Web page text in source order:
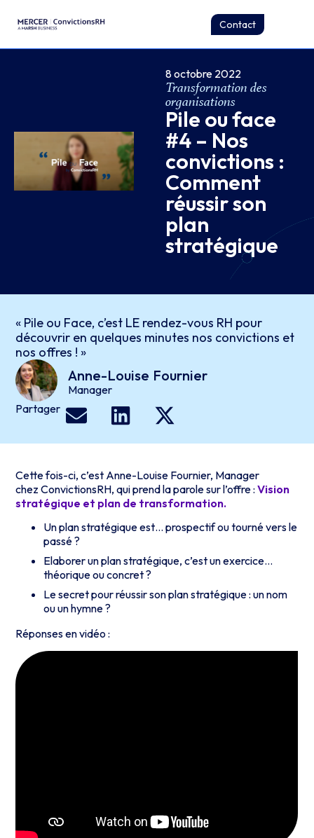
Contact
8 octobre 2022
Transformation des
organisations
Pile ou face
#4 – Nos
convictions :
Comment
réussir son
plan
stratégique
« Pile ou Face, c’est LE rendez-vous RH pour
découvrir en quelques minutes nos convictions et
nos offres ! »
Anne-Louise Fournier
Manager
Partager
Cette fois-ci, c’est Anne-Louise Fournier, Manager
chez ConvictionsRH, qui prend la parole sur l’offre :Vision
stratégique et plan de transformation.
Un plan stratégique est… prospectif ou tourné vers le
passé ?
Elaborer un plan stratégique, c’est un exercice…
théorique ou concret ?
Le secret pour réussir son plan stratégique : un nom
ou un hymne ?
Réponses en vidéo :